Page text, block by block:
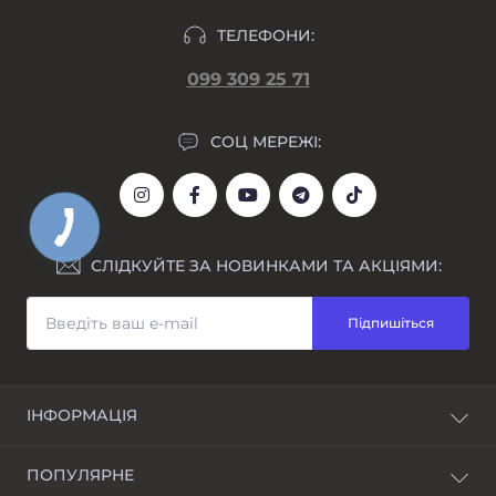
ТЕЛЕФОНИ:
099 309 25 71
СОЦ МЕРЕЖІ:
СЛІДКУЙТЕ ЗА НОВИНКАМИ ТА АКЦІЯМИ:
Підпишіться
ІНФОРМАЦІЯ
Awarder - бренд наручних годинників
ПОПУЛЯРНЕ